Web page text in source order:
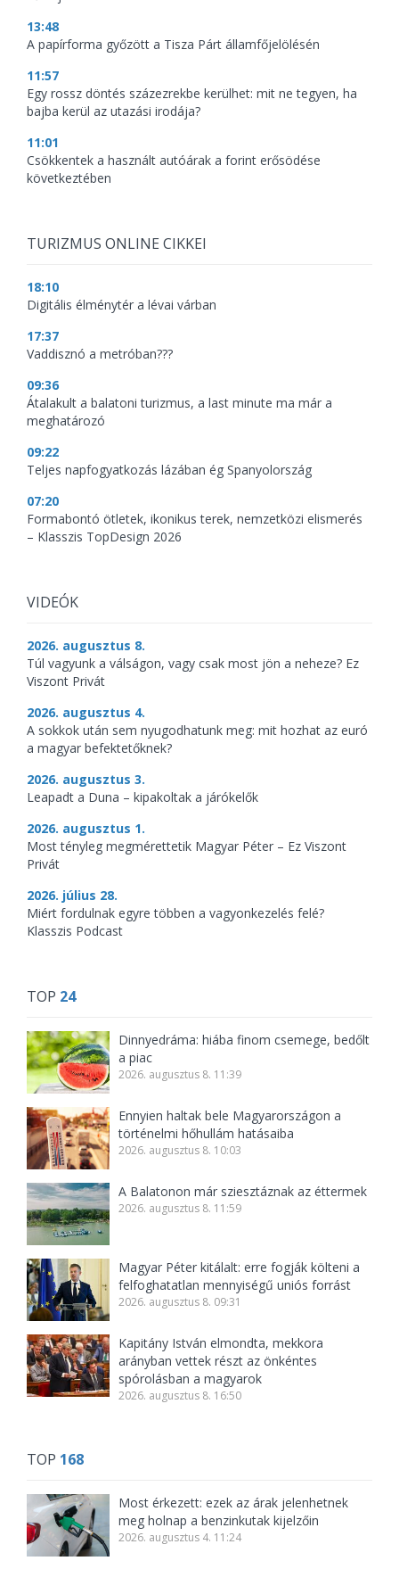
13:48
A papírforma győzött a Tisza Párt államfőjelölésén
11:57
Egy rossz döntés százezrekbe kerülhet: mit ne tegyen, ha
bajba kerül az utazási irodája?
11:01
Csökkentek a használt autóárak a forint erősödése
következtében
TURIZMUS ONLINE CIKKEI
18:10
Digitális élménytér a lévai várban
17:37
Vaddisznó a metróban???
09:36
Átalakult a balatoni turizmus, a last minute ma már a
meghatározó
09:22
Teljes napfogyatkozás lázában ég Spanyolország
07:20
Formabontó ötletek, ikonikus terek, nemzetközi elismerés
– Klasszis TopDesign 2026
VIDEÓK
2026. augusztus 8.
Túl vagyunk a válságon, vagy csak most jön a neheze? Ez
Viszont Privát
2026. augusztus 4.
A sokkok után sem nyugodhatunk meg: mit hozhat az euró
a magyar befektetőknek?
2026. augusztus 3.
Leapadt a Duna – kipakoltak a járókelők
2026. augusztus 1.
Most tényleg megmérettetik Magyar Péter – Ez Viszont
Privát
2026. július 28.
Miért fordulnak egyre többen a vagyonkezelés felé?
Klasszis Podcast
TOP 24
Dinnyedráma: hiába finom csemege, bedőlt
a piac
2026. augusztus 8. 11:39
Ennyien haltak bele Magyarországon a
történelmi hőhullám hatásaiba
2026. augusztus 8. 10:03
A Balatonon már sziesztáznak az éttermek
2026. augusztus 8. 11:59
Magyar Péter kitálalt: erre fogják költeni a
felfoghatatlan mennyiségű uniós forrást
2026. augusztus 8. 09:31
Kapitány István elmondta, mekkora
arányban vettek részt az önkéntes
spórolásban a magyarok
2026. augusztus 8. 16:50
TOP 168
Most érkezett: ezek az árak jelenhetnek
meg holnap a benzinkutak kijelzőin
2026. augusztus 4. 11:24